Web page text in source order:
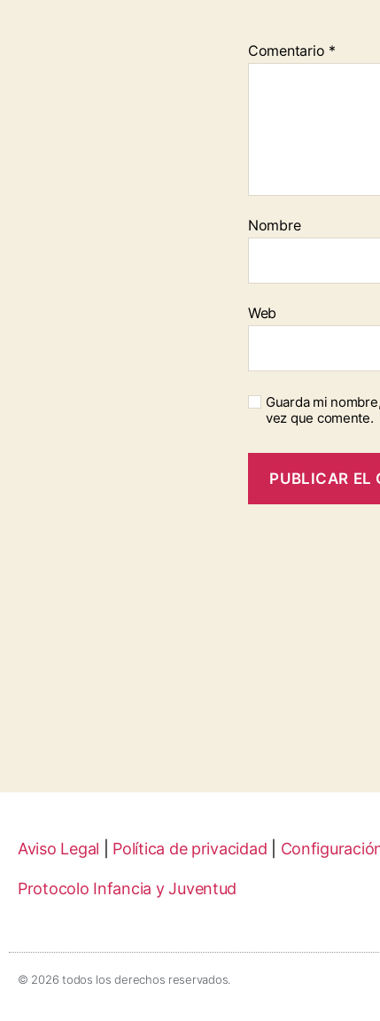
Comentario *
Nombre
Web
Guarda mi
vez que comente.
Aviso Legal Política de privacidad
Protocolo Infancia y Juventud
© 2026 todos los derechos reservados.